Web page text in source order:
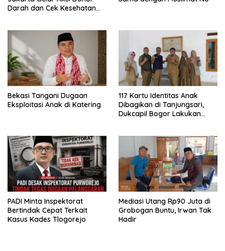
Darah dan Cek Kesehatan
Bekasi Tangani Dugaan
Eksploitasi Anak di Katering
117 Kartu Identitas Anak
Dibagikan di Tanjungsari,
Dukcapil Bogor Lakukan
PADI Minta Inspektorat
Bertindak Cepat Terkait
Kasus Kades Tlogorejo
Mediasi Utang Rp90 Juta di
Grobogan Buntu, Irwan Tak
Hadir